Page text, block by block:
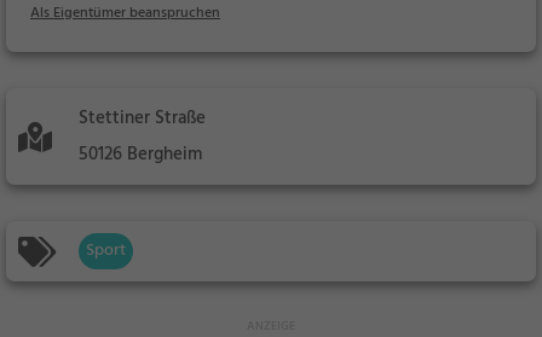
Als Eigentümer beanspruchen
Stettiner Straße
50126 Bergheim
Sport